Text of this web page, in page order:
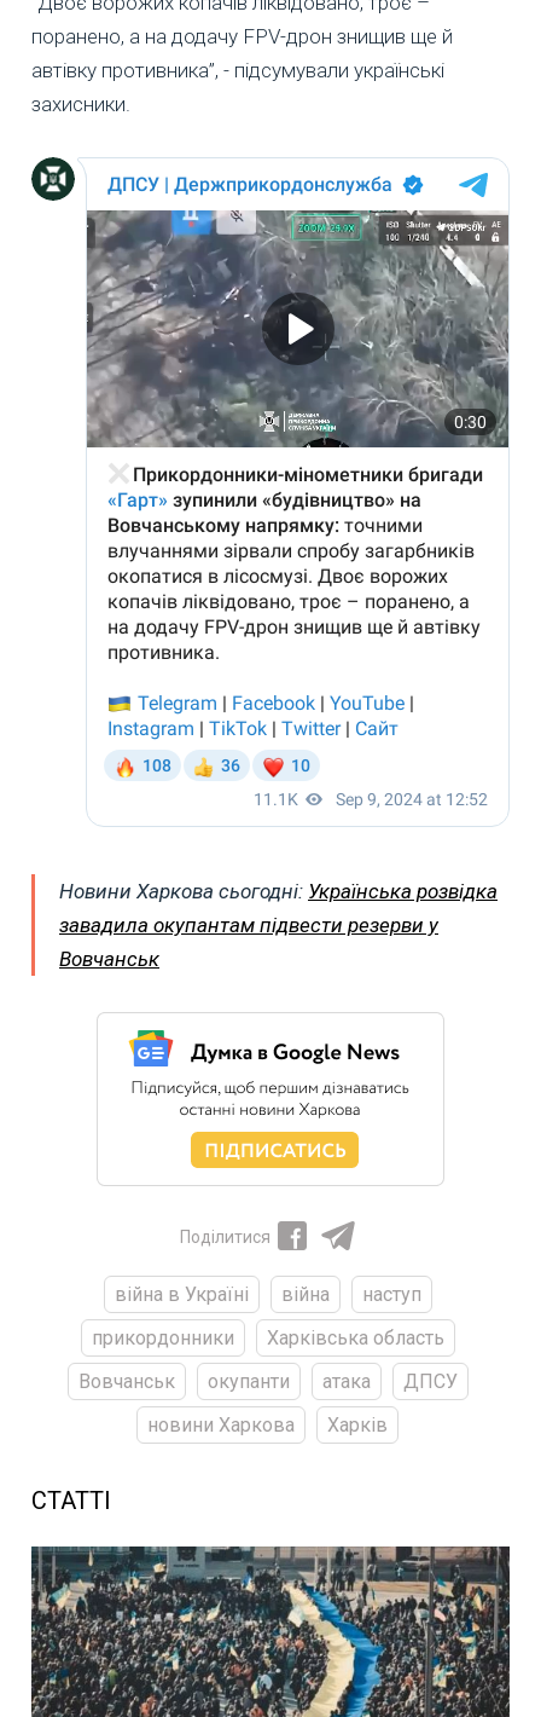
поранено, а на додачу FPV-дрон знищив ще й
автівку противника”, - підсумували українські
захисники.
Новини Харкова сьогодні: Українська розвідка
завадила окупантам підвести резерви у
Вовчанськ
Поділитися
війна в Україні війна
наступ
прикордонники
Харківська область
Вовчанськ
окупанти атака
ДПСУ
новини Харкова
Харків
СТАТТІ